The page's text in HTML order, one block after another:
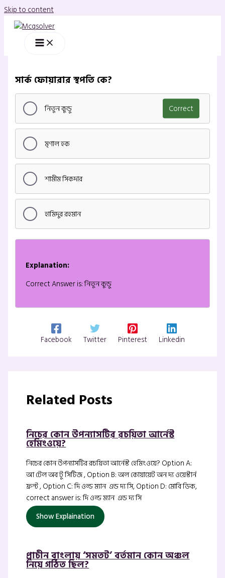
Skip to content
সার্ক ফোয়ারার স্থপতি কে?
নিতুন কুন্ডু Correct
মৃণাল হক
শামীম সিকদার
হামিদুর রহমান
Explanation:
Correct Answer is: নিতুন কুন্ডু
Facebook Twitter Pinterest Linkedin
Related Posts
নিচের কোন উপন্যাসটির রচয়িতা আর্নেস্ট
হেমিংওয়ে?
নিচের কোন উপন্যাসটির রচয়িতা আর্নেস্ট হেমিংওয়ে? Option A:
আ টেল অব টু সিটিজ , Option B: অল কোয়ায়েট অন দ্য ওয়েস্টার্ন
ফ্রন্ট , Option C: দি ওল্ড ম্যান এন্ড দ্য সি, Option D: মোবি ডিক,
correct answer is: দি ওল্ড ম্যান এন্ড দ্য সি
Show Explaination
প্রাচীন বাংলায় ‘সমতট’ বর্তমান কোন অঞ্চল
নিয়ে গঠিত ছিল?